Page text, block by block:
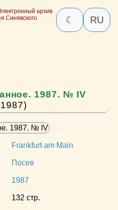
архив
Синявского
☾ RU
1987. № IV
Frankfurt am Main
Посев
1987
132 стр.